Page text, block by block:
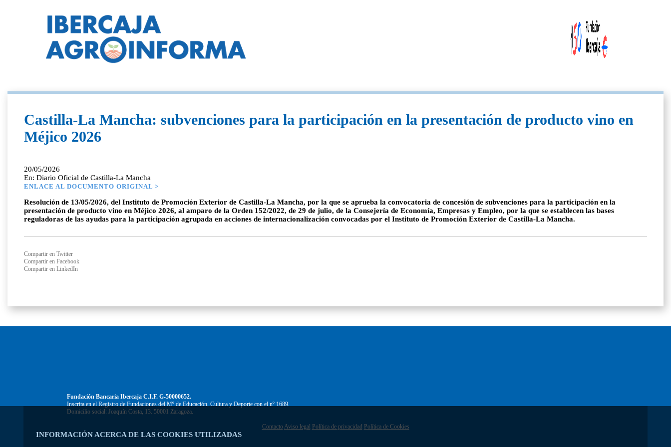
INFORMACIÓN ACERCA DE LAS COOKIES UTILIZADAS
Castilla-La Mancha: subvenciones para la participación en la presentación de producto vino en
Méjico 2026
20/05/2026
En: Diario Oficial de Castilla-La Mancha
ENLACE AL DOCUMENTO ORIGINAL >
Resolución de 13/05/2026, del Instituto de Promoción Exterior de Castilla-La Mancha, por la que se aprueba la convocatoria de concesión de subvenciones para la participación en la
presentación de producto vino en Méjico 2026, al amparo de la Orden 152/2022, de 29 de julio, de la Consejería de Economía, Empresas y Empleo, por la que se establecen las bases
reguladoras de las ayudas para la participación agrupada en acciones de internacionalización convocadas por el Instituto de Promoción Exterior de Castilla-La Mancha.
Compartir en Twitter
Compartir en Facebook
Compartir en LinkedIn
Fundación Bancaria Ibercaja C.I.F. G-50000652.
Inscrita en el Registro de Fundaciones del Mº de Educación, Cultura y Deporte con el nº 1689.
Domicilio social: Joaquín Costa, 13. 50001 Zaragoza.
Contacto Aviso legal Política de privacidad Política de Cookies